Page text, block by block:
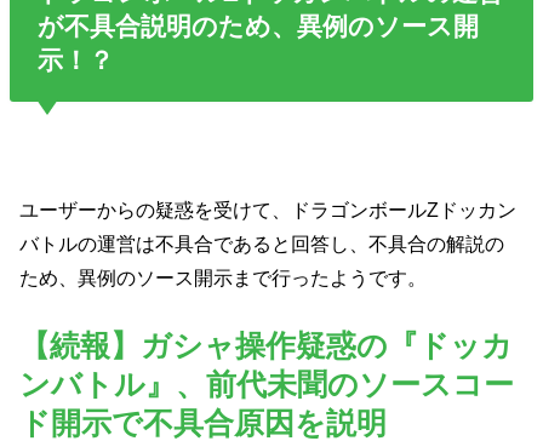
が不具合説明のため、異例のソース開
示！？
ユーザーからの疑惑を受けて、ドラゴンボールZドッカン
バトルの運営は不具合であると回答し、不具合の解説の
ため、異例のソース開示まで行ったようです。
【続報】ガシャ操作疑惑の『ドッカ
ンバトル』、前代未聞のソースコー
ド開示で不具合原因を説明